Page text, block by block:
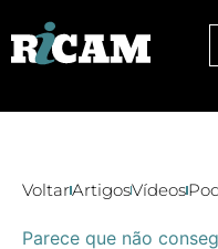
VoltarArtigosVídeos
Parece que não